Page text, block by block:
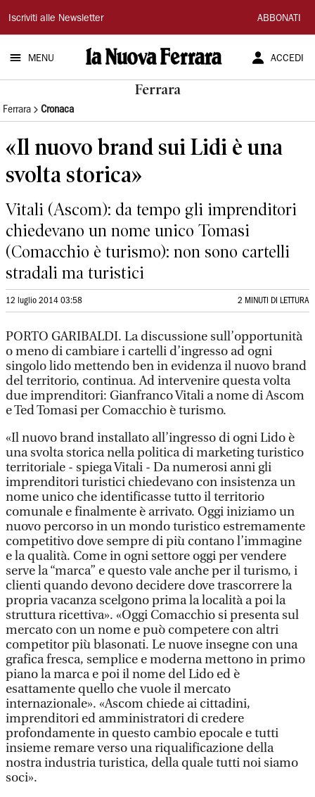
La
Nuova
Ferrara
Iscriviti alle Newsletter ABBONATI
MENU ACCEDI
Ferrara
Ferrara Cronaca
«Il nuovo brand sui Lidi è una
svolta storica»
Vitali (Ascom): da tempo gli imprenditori
chiedevano un nome unico Tomasi
(Comacchio è turismo): non sono cartelli
stradali ma turistici
12 luglio 2014 03:58 2 MINUTI DI LETTURA
PORTO GARIBALDI. La discussione sull’opportunità
o meno di cambiare i cartelli d’ingresso ad ogni
singolo lido mettendo ben in evidenza il nuovo brand
del territorio, continua. Ad intervenire questa volta
due imprenditori: Gianfranco Vitali a nome di Ascom
e Ted Tomasi per Comacchio è turismo.
«Il nuovo brand installato all’ingresso di ogni Lido è
una svolta storica nella politica di marketing turistico
territoriale - spiega Vitali - Da numerosi anni gli
imprenditori turistici chiedevano con insistenza un
nome unico che identificasse tutto il territorio
comunale e finalmente è arrivato. Oggi iniziamo un
nuovo percorso in un mondo turistico estremamente
competitivo dove sempre di più contano l’immagine
e la qualità. Come in ogni settore oggi per vendere
serve la “marca” e questo vale anche per il turismo, i
clienti quando devono decidere dove trascorrere la
propria vacanza scelgono prima la località a poi la
struttura ricettiva». «Oggi Comacchio si presenta sul
mercato con un nome e può competere con altri
competitor più blasonati. Le nuove insegne con una
grafica fresca, semplice e moderna mettono in primo
piano la marca e poi il nome del Lido ed è
esattamente quello che vuole il mercato
internazionale». «Ascom chiede ai cittadini,
imprenditori ed amministratori di credere
profondamente in questo cambio epocale e tutti
insieme remare verso una riqualificazione della
nostra industria turistica, della quale tutti noi siamo
soci».